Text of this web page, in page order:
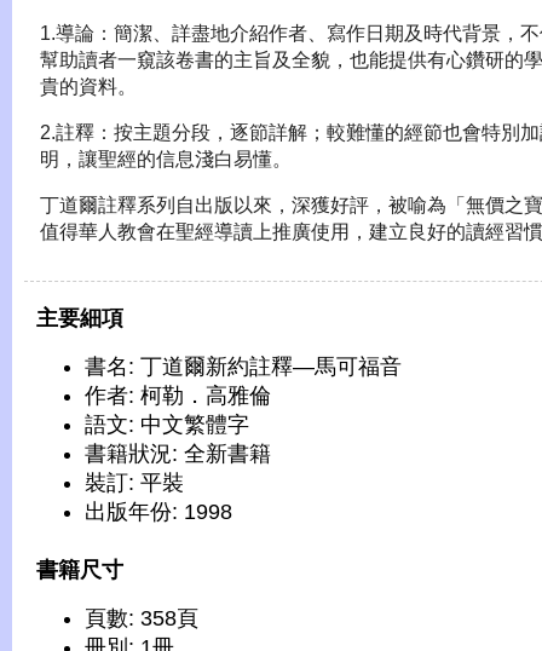
1.導論：簡潔、詳盡地介紹作者、寫作日期及時代背景，
幫助讀者一窺該卷書的主旨及全貌，也能提供有心鑽研的
貴的資料。
2.註釋：按主題分段，逐節詳解；較難懂的經節也會特別
明，讓聖經的信息淺白易懂。
丁道爾註釋系列自出版以來，深獲好評，被喻為「無價之
值得華人教會在聖經導讀上推廣使用，建立良好的讀經習
主要細項
書名: 丁道爾新約註釋—馬可福音
作者: 柯勒．高雅倫
語文: 中文繁體字
書籍狀況: 全新書籍
裝訂: 平裝
出版年份: 1998
書籍尺寸
頁數: 358頁